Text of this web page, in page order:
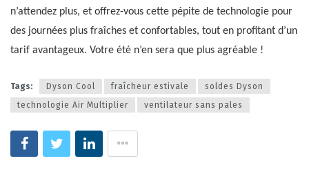
n’attendez plus, et offrez-vous cette pépite de technologie pour
des journées plus fraîches et confortables, tout en profitant d’un
tarif avantageux. Votre été n’en sera que plus agréable !
Tags: Dyson Cool fraîcheur estivale
soldes Dyson
technologie Air Multiplier
ventilateur sans pales